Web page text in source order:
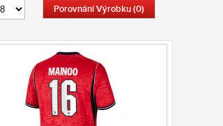
Porovnání Výrobku (0)